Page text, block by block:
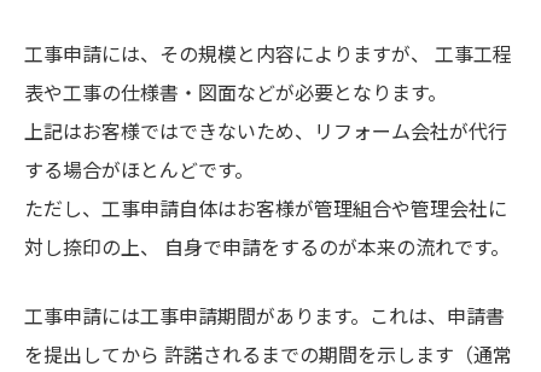
工事申請には、その規模と内容によりますが、 工事工程
表や工事の仕様書・図面などが必要となります。
上記はお客様ではできないため、リフォーム会社が代行
する場合がほとんどです。
ただし、工事申請自体はお客様が管理組合や管理会社に
対し捺印の上、 自身で申請をするのが本来の流れです。
工事申請には工事申請期間があります。これは、申請書
を提出してから 許諾されるまでの期間を示します（通常